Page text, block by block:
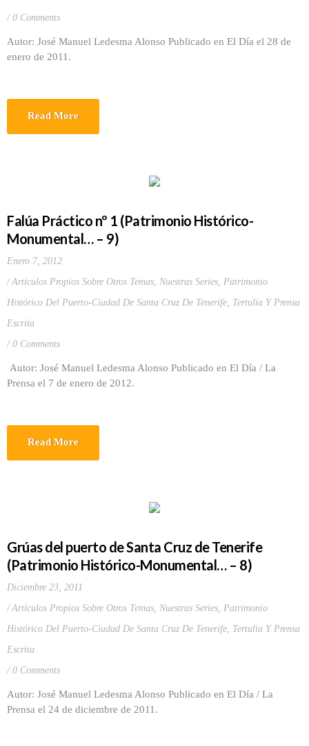
0 Comments
Autor: José Manuel Ledesma Alonso Publicado en El Día el 28 de
enero de 2011.
Read More
Falúa Práctico nº 1 (Patrimonio Histórico-
Monumental… – 9)
Enero 7, 2012
Artículos Propios Sobre Otros Temas, Nuestras Series, Patrimonio
Histórico Del Puerto-Ciudad De Santa Cruz De Tenerife, Tertulia Y Prensa
Escrita
0 Comments
Autor: José Manuel Ledesma Alonso Publicado en El Día / La
Prensa el 7 de enero de 2012.
Read More
Grúas del puerto de Santa Cruz de Tenerife
(Patrimonio Histórico-Monumental… – 8)
Diciembre 23, 2011
Artículos Propios Sobre Otros Temas, Nuestras Series, Patrimonio
Histórico Del Puerto-Ciudad De Santa Cruz De Tenerife, Tertulia Y Prensa
Escrita
0 Comments
Autor: José Manuel Ledesma Alonso Publicado en El Día / La
Prensa el 24 de diciembre de 2011.